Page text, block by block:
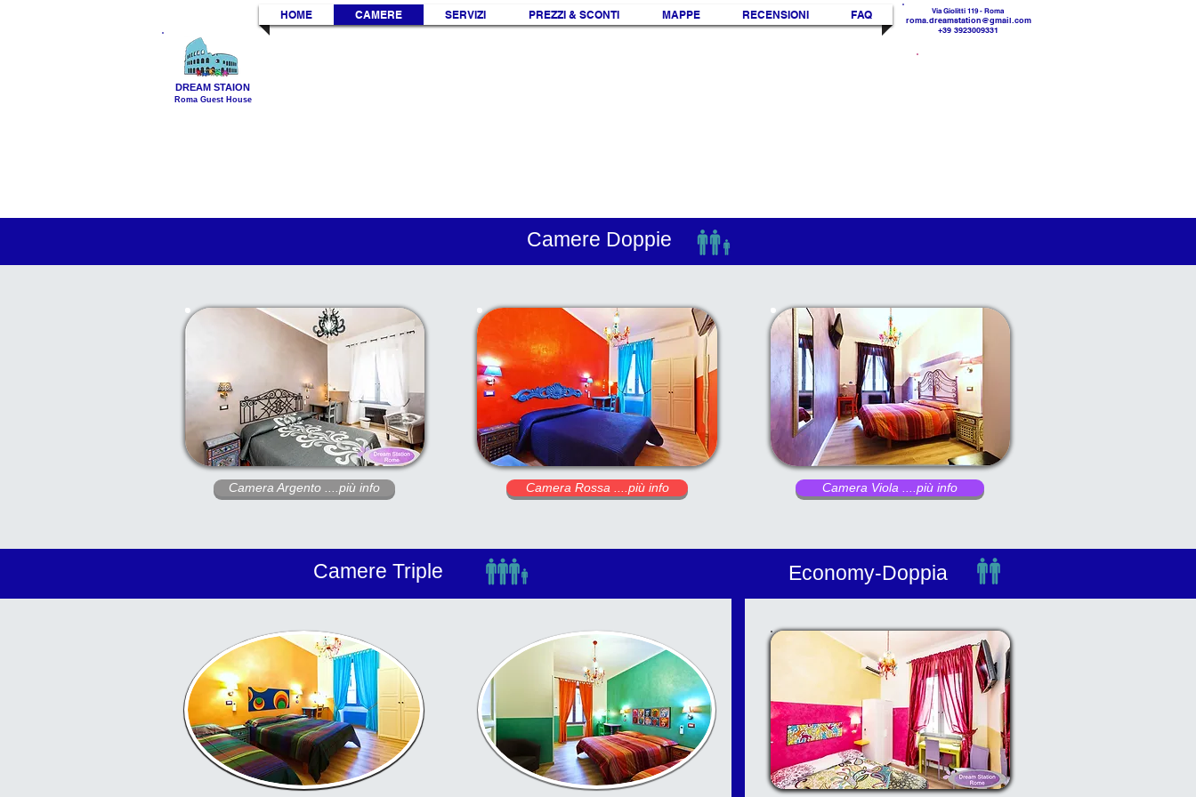
DREAM STAION
Roma Guest House
HOME CAMERE SERVIZI PREZZI & SCONTI MAPPE RECENSIONI FAQ Via Giolitti 119 - Roma
roma.dreamstation@gmail.com
+39 3923009331
Camera Argento ....più info Camera Rossa ....più info Camera Viola ....più info
Camere Doppie
Camere Triple Economy-Doppia